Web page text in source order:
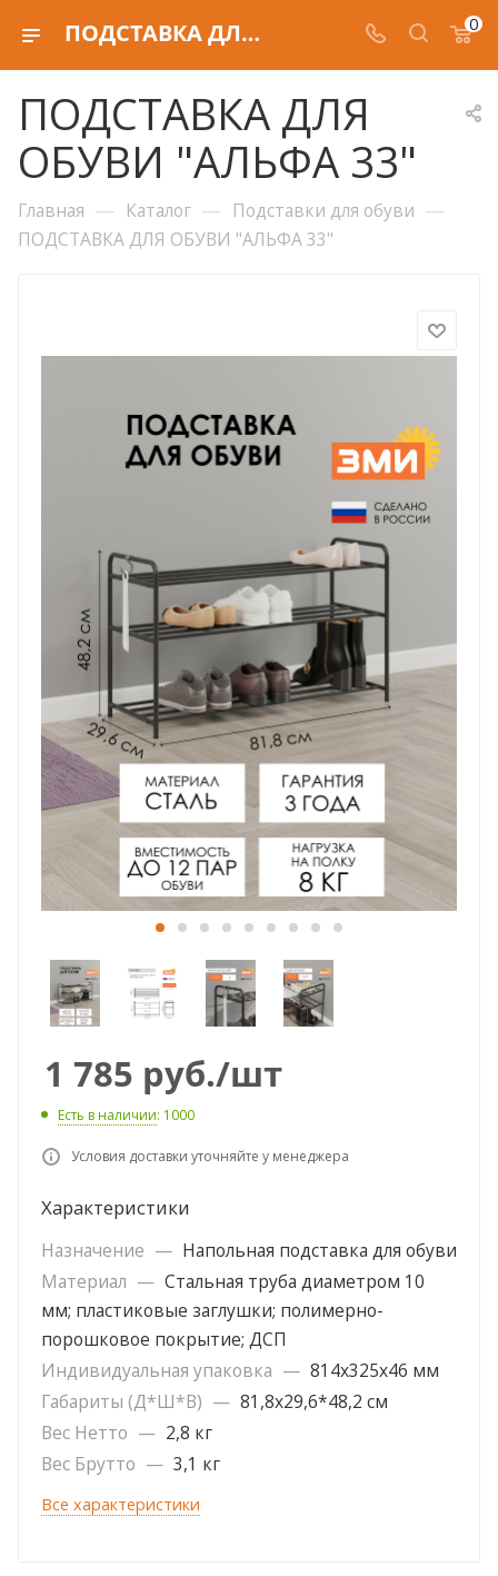
ПОДСТАВКА ДЛЯ ОБУВИ "АЛЬФА 33" 0
ПОДСТАВКА ДЛЯ
ОБУВИ "АЛЬФА 33"
Главная — Каталог — Подставки для обуви —
ПОДСТАВКА ДЛЯ ОБУВИ "АЛЬФА 33"
1 785 руб./шт
Есть в наличии: 1000
Условия доставки уточняйте у менеджера
Характеристики
Назначение — Напольная подставка для обуви
Материал — Стальная труба диаметром 10
мм; пластиковые заглушки; полимерно-
порошковое покрытие; ДСП
Индивидуальная упаковка — 814х325х46 мм
Габариты (Д*Ш*В) — 81,8х29,6*48,2 см
Вес Нетто — 2,8 кг
Вес Брутто — 3,1 кг
Все характеристики